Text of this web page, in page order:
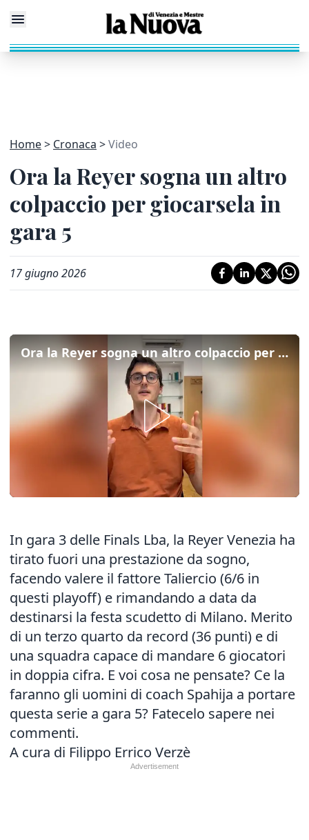
Home Cronaca Video
Ora la Reyer sogna un altro
colpaccio per giocarsela in
gara 5
17 giugno 2026
Ora la Reyer sogna un altro colpaccio per giocarsela in gara 5
In gara 3 delle Finals Lba, la Reyer Venezia ha
tirato fuori una prestazione da sogno,
facendo valere il fattore Taliercio (6/6 in
questi playoff) e rimandando a data da
destinarsi la festa scudetto di Milano. Merito
di un terzo quarto da record (36 punti) e di
una squadra capace di mandare 6 giocatori
in doppia cifra. E voi cosa ne pensate? Ce la
faranno gli uomini di coach Spahija a portare
questa serie a gara 5? Fatecelo sapere nei
commenti.
A cura di Filippo Errico Verzè